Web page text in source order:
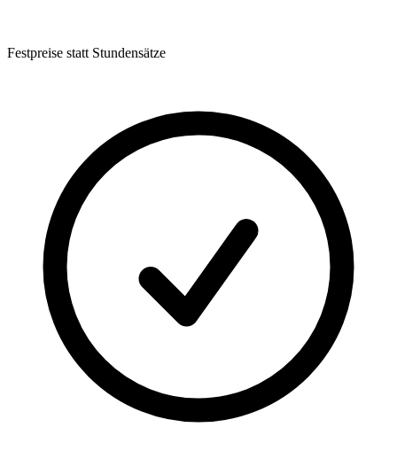
Festpreise statt Stundensätze